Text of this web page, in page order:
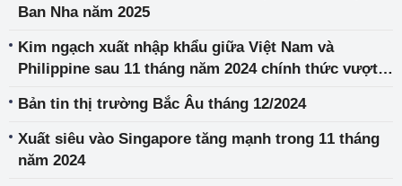
Ban Nha năm 2025
Kim ngạch xuất nhập khẩu giữa Việt Nam và
Philippine sau 11 tháng năm 2024 chính thức vượt
Bản tin thị trường Bắc Âu tháng 12/2024
Xuất siêu vào Singapore tăng mạnh trong 11 tháng
năm 2024